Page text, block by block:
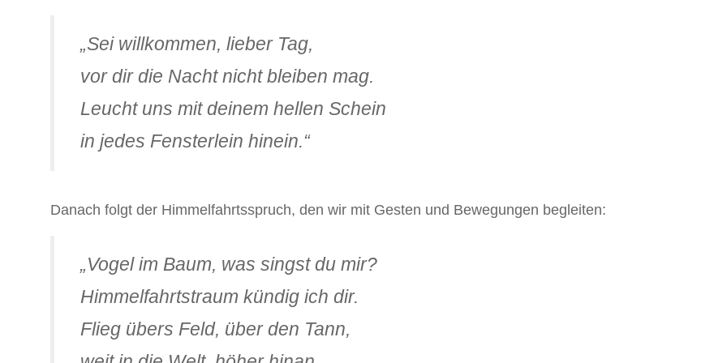
„Sei willkommen, lieber Tag,
vor dir die Nacht nicht bleiben mag.
Leucht uns mit deinem hellen Schein
in jedes Fensterlein hinein.“
Danach folgt der Himmelfahrtsspruch, den wir mit Gesten und Bewegungen begleiten:
„Vogel im Baum, was singst du mir?
Himmelfahrtstraum kündig ich dir.
Flieg übers Feld, über den Tann,